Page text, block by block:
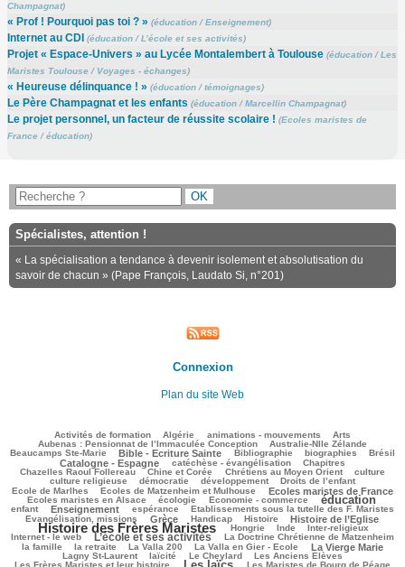
Champagnat)
« Prof ! Pourquoi pas toi ? » (éducation/Enseignement)
Internet au CDI (éducation/L’école et ses activités)
Projet « Espace-Univers » au Lycée Montalembert à Toulouse (éducation/Les
Maristes Toulouse/ Voyages - échanges)
« Heureuse délinquance ! » (éducation/témoignages)
Le Père Champagnat et les enfants (éducation/Marcellin Champagnat)
Le projet personnel, un facteur de réussite scolaire ! (Ecoles maristes de
France/éducation)
Spécialistes, attention !
« La spécialisation a tendance à devenir isolement et absolutisation du
savoir de chacun » (Pape François, Laudato Si, n°201)
Connexion
Plan du site Web
Activités de formation Algérie animations - mouvements Arts
Aubenas : Pensionnat de l’Immaculée Conception
54/3257 Australie-Nlle Zélande
93/3257
Beaucamps Ste-Marie
738/3257 Bible - Ecriture Sainte
57/3257 Bibliographie
593/3257 biographies
119/3257 Brésil
1001/3257
Catalogne - Espagne catéchèse - évangélisation Chapitres
Chazelles Raoul Follereau
113/3257 Chine et Corée
315/3257 Chrétiens au Moyen Orient
434/3257 culture
37/3257
culture religieuse
démocratie développement Droits de l’enfant
Ecole de Marlhes
148/3257 Ecoles de Matzenheim et Mulhouse
999/3257 Ecoles maristes de France
294/3257
Ecoles maristes en Alsace
619/3257 écologie
102/3257 Economie - commerce
1719/3257 éducation
118/3257
enfant
912/3257 Enseignement
213/3257 espérance
67/3257 Etablissements sous la tutelle des F. Maristes
261/3257
Evangélisation, missions
733/3257 Grèce
72/3257 Handicap
328/3257 Histoire
939/3257 Histoire de l’Eglise
2057/3257
Histoire des Frères Maristes
156/3257 Hongrie Inde
166/3257 Inter-religieux
180/3257
Internet - le web
1235/3257 L’école et ses activités
49/3257 La Doctrine Chrétienne de Matzenheim
348/3257
la famille
112/3257 la retraite
72/3257 La Valla 200
98/3257 La Valla en Gier - Ecole
784/3257 La Vierge Marie
486/3257
Lagny St-Laurent
laïcité Le Cheylard Les Anciens Elèves
1692/3257
505/3257
253/3257